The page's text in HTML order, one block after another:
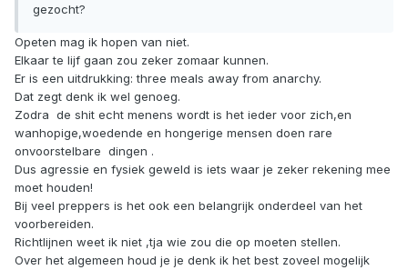
gezocht?
Opeten mag ik hopen van niet.
Elkaar te lijf gaan zou zeker zomaar kunnen.
Er is een uitdrukking: three meals away from anarchy.
Dat zegt denk ik wel genoeg.
Zodra de shit echt menens wordt is het ieder voor zich,en
wanhopige,woedende en hongerige mensen doen rare
onvoorstelbare dingen .
Dus agressie en fysiek geweld is iets waar je zeker rekening mee
moet houden!
Bij veel preppers is het ook een belangrijk onderdeel van het
voorbereiden.
Richtlijnen weet ik niet ,tja wie zou die op moeten stellen.
Over het algemeen houd je je denk ik het best zoveel mogelijk